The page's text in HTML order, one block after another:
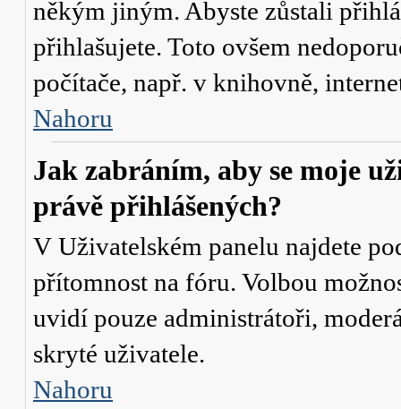
někým jiným. Abyste zůstali
přihlašujete. Toto ovšem
počítače, např. v knihovně,
Nahoru
Jak zabráním, aby se moje
právě přihlášených?
V Uživatelském panelu najdete
přítomnost na fóru. Volbou
uvidí pouze administrátoři,
skryté uživatele.
Nahoru